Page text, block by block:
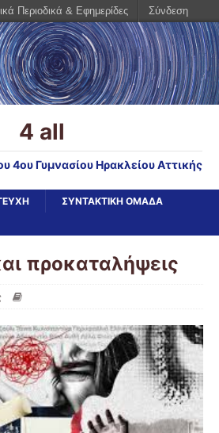
4 all
4ου Γυμνασίου Ηρακλείου Αττικής
ΣΥΝΤΑΚΤΙΚΗ ΟΜΑΔΑ
προκαταλήψεις
Περιοδικά & Εφημερίδες Σύνδεση